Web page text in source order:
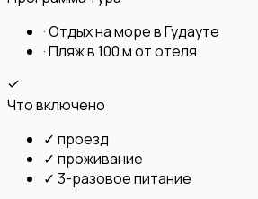
·Отдых на море в Гудауте
·Пляж в 100 м от отеля
Что включено
✓ проезд
✓ проживание
✓ 3-разовое питание